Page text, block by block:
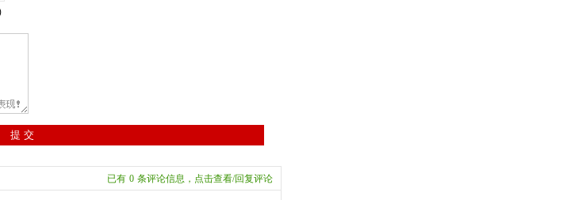
已有 0 条评论信息，点击查看/回复评论